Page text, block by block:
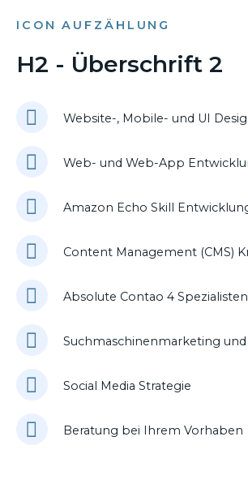
ICON AUFZÄHLUNG
H2 - Überschrift 2
Website-, Mobile- und UI
Web- und Web-App
Amazon Echo Skill
Content Management (CMS)
Absolute Contao 4 Spezialisten
Suchmaschinenmarketing und
Social Media Strategie
Beratung bei Ihrem Vorhaben